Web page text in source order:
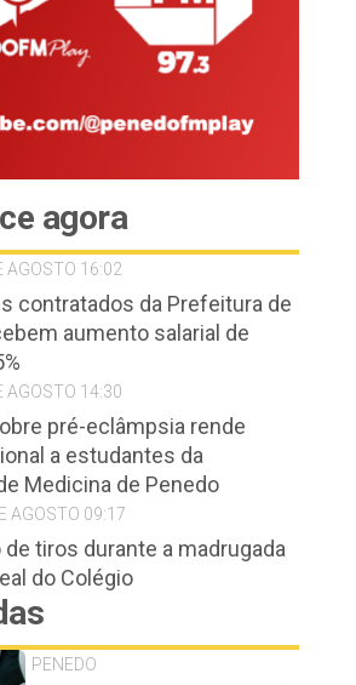
agora
AGOSTO 16:02
contratados da Prefeitura de
aumento salarial de
AGOSTO 14:30
pré-eclâmpsia rende
a estudantes da
Medicina de Penedo
AGOSTO 09:17
de tiros durante a madrugada
do Colégio
PENEDO